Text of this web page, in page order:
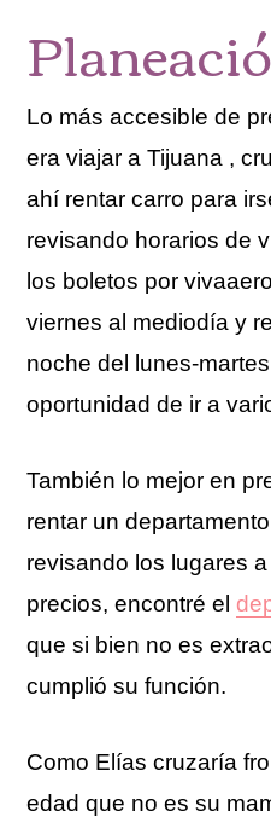
Lo más accesible de
era viajar a Tijuana ,
ahí rentar carro para
revisando horarios de
los boletos por
viernes al mediodía y
noche del lunes-
oportunidad de ir a
También lo mejor en
rentar un
revisando los lugares
precios, encontré el
que si bien no es
cumplió su función.
Como Elías cruzaría
edad que no es su